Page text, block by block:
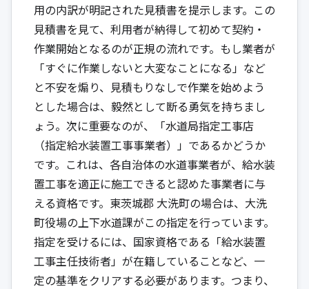
用の内訳が明記された見積書を提示します。この
見積書を見て、利用者が納得して初めて契約・
作業開始となるのが正規の流れです。もし業者が
「すぐに作業しないと大変なことになる」など
と不安を煽り、見積もりなしで作業を始めよう
とした場合は、毅然として断る勇気を持ちまし
ょう。次に重要なのが、「水道局指定工事店
（指定給水装置工事事業者）」であるかどうか
です。これは、各自治体の水道事業者が、給水装
置工事を適正に施工できると認めた事業者に与
える資格です。東茨城郡 大洗町の場合は、大洗
町役場の上下水道課がこの指定を行っています。
指定を受けるには、国家資格である「給水装置
工事主任技術者」が在籍していることなど、一
定の基準をクリアする必要があります。つまり、